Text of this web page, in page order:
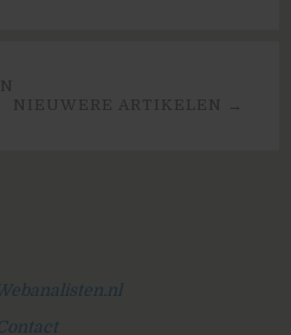
NIEUWERE ARTIKELEN →